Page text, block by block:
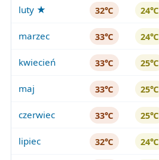
luty ★ 32℃ 24℃
marzec 33℃ 24℃
kwiecień 33℃ 25℃
maj 33℃ 25℃
czerwiec 33℃ 25℃
lipiec 32℃ 24℃